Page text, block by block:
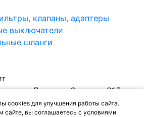
cookies для улучшения работы сайта.
сайте, вы соглашаетесь с условиями
клапаны, адаптеры
выключатели
шланги
на-Дону, ул. Орская , 31Д
tk.ru